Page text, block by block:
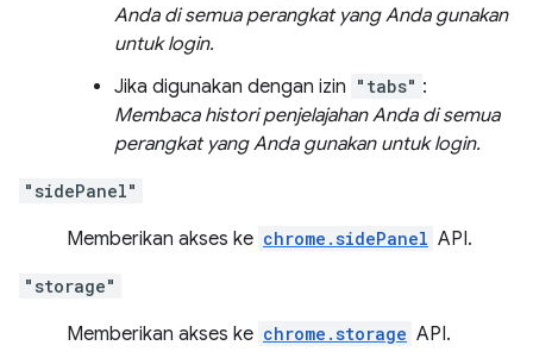
Anda di semua perangkat yang Anda gunakan
untuk login.
Jika digunakan dengan izin "tabs" :
Membaca histori penjelajahan Anda di semua
perangkat yang Anda gunakan untuk login.
"sidePanel"
Memberikan akses ke chrome.sidePanel API.
"storage"
Memberikan akses ke chrome.storage API.